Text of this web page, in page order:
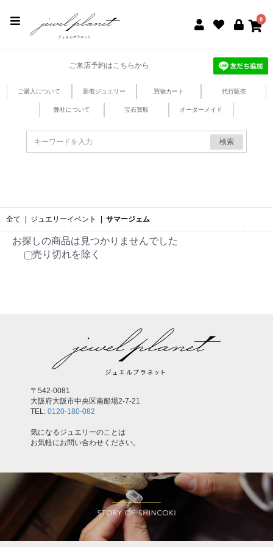
0
ご来店予約はこちらから
ご購入について 新着ジュエリー 買物カート 代行販売
弊社について 宝石買取 オーダーメイド
検索
全て ジュエリーイベント サマージェム
お探しの商品は見つかりませんでした
売り切れを除く
〒542-0081
大阪府大阪市中央区南船場2-7-21
TEL: 0120-180-082
気になるジュエリーのことは
お気軽にお問い合わせください。